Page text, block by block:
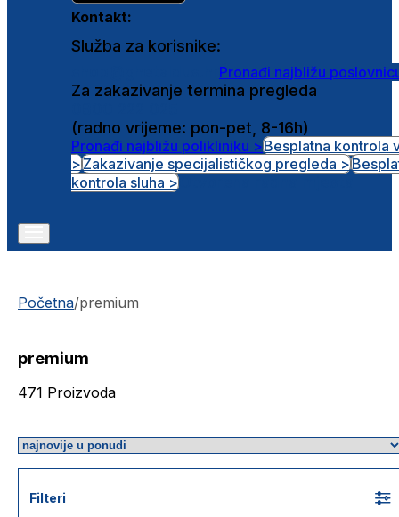
Kontakt:
Služba za korisnike:
Pronađi najbližu
Za zakazivanje termina pregleda
(radno vrijeme: pon-pet, 8-16h)
Pronađi najbližu polikliniku >Besplatna kontrola
>Zakazivanje specijalističkog pregleda >
kontrola sluha >
Početna/premium
premium
471 Proizvoda
Filteri